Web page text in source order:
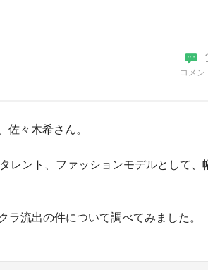
コメン
々木希さん。
レント、ファッションモデルとして、
流出の件について調べてみました。